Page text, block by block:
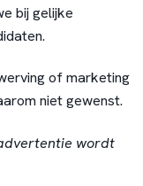
bij gelijke
of marketing
niet gewenst.
wordt